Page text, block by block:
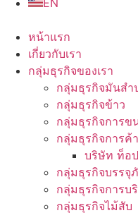
EN
หน้าแรก
เกี่ยวกับเรา
กลุ่มธุรกิจของเรา
กลุ่มธุรกิจมันสำ
กลุ่มธุรกิจข้าว
กลุ่มธุรกิจการข
กลุ่มธุรกิจการค้า
บริษัท ท็อ
กลุ่มธุรกิจบรร
กลุ่มธุรกิจการบ
กลุ่มธุรกิจไม้สับ